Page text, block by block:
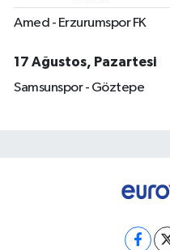
Amed - Erzurumspor FK
17 Ağustos, Pazartesi
Samsunspor - Göztepe